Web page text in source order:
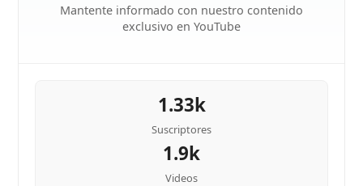
Mantente informado con nuestro contenido
exclusivo en YouTube
1.33k
Suscriptores
1.9k
Videos